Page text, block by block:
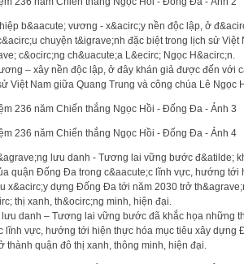
– xây nền độc lập, ở đây khán giả được đến với
Việt Nam giữa Quang Trung và công chúa Lê Ngọc
danh – Tương lai vững bước đã khắc họa những
lĩnh vực, hướng tới hiện thực hóa mục tiêu xây dựng
thành quận đô thị xanh, thông minh, hiện đại.